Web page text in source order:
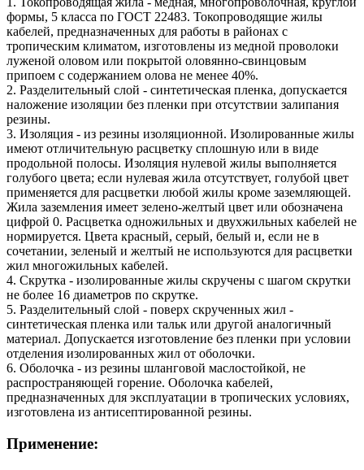
формы, 5 класса по ГОСТ 22483. Токопроводящие жилы
кабелей, предназначенных для работы в районах с
тропическим климатом, изготовлены из медной проволоки
луженой оловом или покрытой оловянно-свинцовым
припоем с содержанием олова не менее 40%.
2. Разделительный слой - синтетическая пленка, допускается
наложение изоляции без пленки при отсутствии залипания
резины.
3. Изоляция - из резины изоляционной. Изолированные жилы
имеют отличительную расцветку сплошную или в виде
продольной полосы. Изоляция нулевой жилы выполняется
голубого цвета; если нулевая жила отсутствует, голубой цвет
применяется для расцветки любой жилы кроме заземляющей.
Жила заземления имеет зелено-желтый цвет или обозначена
цифрой 0. Расцветка одножильных и двухжильных кабелей не
нормируется. Цвета красный, серый, белый и, если не в
сочетании, зеленый и желтый не используются для расцветки
жил многожильных кабелей.
4. Скрутка - изолированные жилы скручены с шагом скрутки
не более 16 диаметров по скрутке.
5. Разделительный слой - поверх скрученных жил -
синтетическая пленка или тальк или другой аналогичный
материал. Допускается изготовление без пленки при условии
отделения изолированных жил от оболочки.
6. Оболочка - из резины шланговой маслостойкой, не
распространяющей горение. Оболочка кабелей,
предназначенных для эксплуатации в тропических условиях,
изготовлена из антисептированной резины.
Применение: